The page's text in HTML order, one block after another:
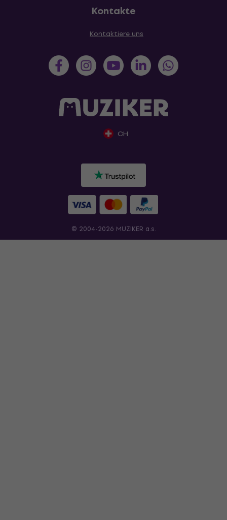
Kontakte
Kontaktiere uns
CH
© 2004-2026 MUZIKER a.s.